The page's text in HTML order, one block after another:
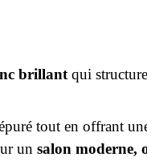
brillant qui
tout en offrant
un salon moderne,